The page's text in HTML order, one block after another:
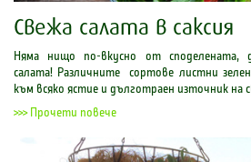
Свежа салата в саксия
Няма нищо по-вкусно от споделената,
салата! Различните сортове листни
към всяко ястие и дълготраен източник на
>>> Прочети повече